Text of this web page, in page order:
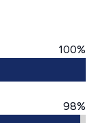
100%
98%